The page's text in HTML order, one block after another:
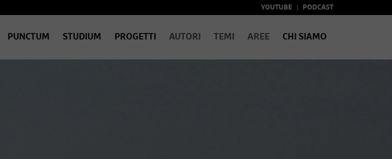
YOUTUBE PODCAST
PUNCTUM STUDIUM PROGETTI AUTORI TEMI AREE CHI SIAMO